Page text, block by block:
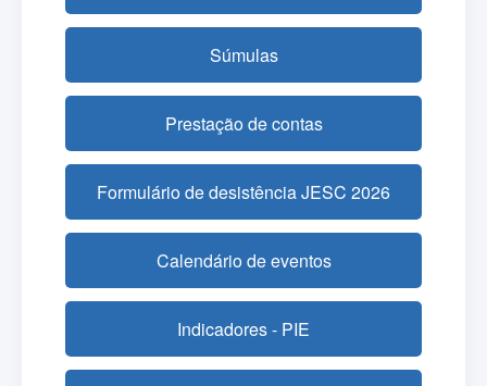
Súmulas
Prestação de contas
Formulário de desistência JESC 2026
Calendário de eventos
Indicadores - PIE